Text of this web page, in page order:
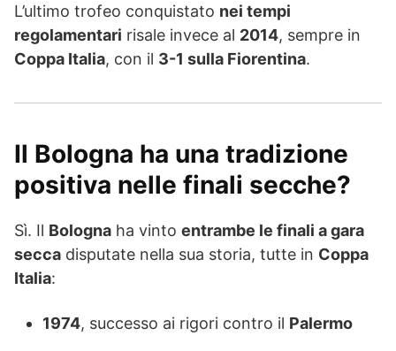
L’ultimo trofeo conquistato nei tempi
regolamentari risale invece al 2014, sempre in
Coppa Italia, con il 3-1 sulla Fiorentina.
Il Bologna ha una tradizione
positiva nelle finali secche?
Sì. Il Bologna ha vinto entrambe le finali a gara
secca disputate nella sua storia, tutte in Coppa
Italia:
1974, successo ai rigori contro il Palermo